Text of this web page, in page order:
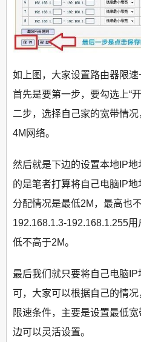
如上图，大家设置路由器限速
首先是要第一步，要勾选上“
二步，选择自己家的宽带情
4M网络。
然后就是下边的设置本地IP
的是笔者打算将自己电脑IP
分配情况是最低2M，最高也
192.168.1.3-192.168.1.255
低不高于2M。
最后我们就只要将自己电脑
可，大家可以根据自己的情
限速条件，主要是设置最低
边可以灵活设置。